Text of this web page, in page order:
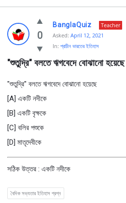
Ask
Questions
BanglaQuiz
Latest
Questions
0
BanglaQuiz
Teacher
Asked: April 12, 2021
In: প্রাচীন ভারতের ইতিহাস
"শুতুদ্রি" বলতে ঋগবেদে বোঝানো হয়েছে
"শুতুদ্রি" বলতে ঋগবেদে বোঝানো হয়েছে
[A] একটি নদীকে
[B] একটি বৃক্ষকে
[C] বলির পশুকে
[D] মাতৃদেবীকে
সঠিক উত্তর : একটি নদীকে
বৈদিক সভ্যতার ইতিহাস প্রশ্ন